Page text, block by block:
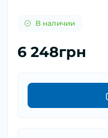
В наличии
6 248грн